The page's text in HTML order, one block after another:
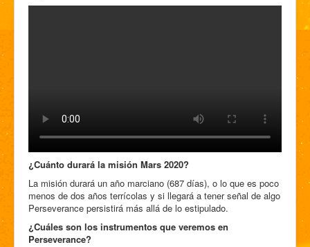
¿Cuánto durará la misión Mars 2020?
La misión durará un año marciano (687 días), o lo que es poco
menos de dos años terrícolas y si llegará a tener señal de algo
Perseverance persistirá más allá de lo estipulado.
¿Cuáles son los instrumentos que veremos en
Perseverance?